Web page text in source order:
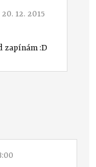
20. 12. 2015
zapínám :D